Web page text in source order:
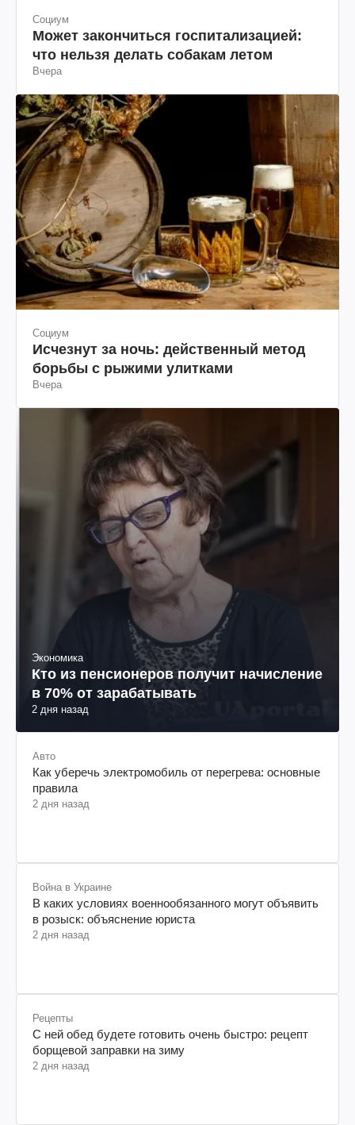
Социум
Может закончиться госпитализацией:
что нельзя делать собакам летом
Вчера
Социум
Исчезнут за ночь: действенный метод
борьбы с рыжими улитками
Вчера
Экономика
Кто из пенсионеров получит начисление
в 70% от зарабатывать
2 дня назад
Авто
Как уберечь электромобиль от перегрева: основные
правила
2 дня назад
Война в Украине
В каких условиях военнообязанного могут объявить
в розыск: объяснение юриста
2 дня назад
Рецепты
С ней обед будете готовить очень быстро: рецепт
борщевой заправки на зиму
2 дня назад